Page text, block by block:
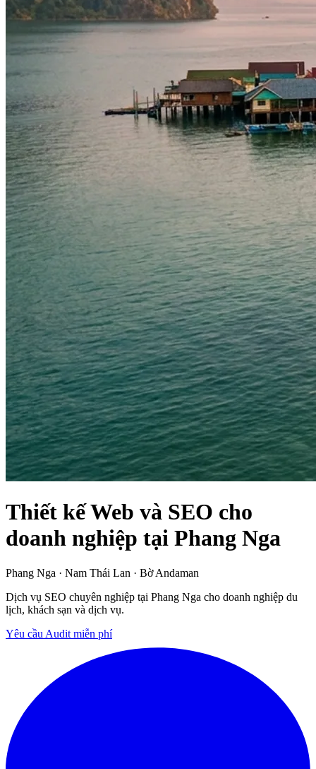
Thiết kế Web và SEO cho
doanh nghiệp tại Phang Nga
Phang Nga · Nam Thái Lan · Bờ Andaman
Dịch vụ SEO chuyên nghiệp tại Phang Nga cho doanh nghiệp du
lịch, khách sạn và dịch vụ.
Yêu cầu Audit miễn phí